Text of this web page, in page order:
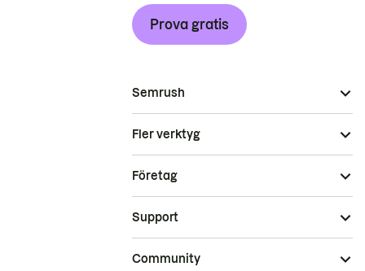
Prova gratis
Semrush
Fler verktyg
Företag
Support
Community